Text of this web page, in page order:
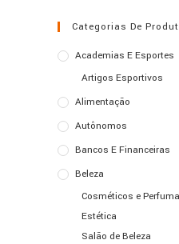
Categorias De
Academias E Esportes
Artigos Esportivos
Alimentação
Autônomos
Bancos E Financeiras
Beleza
Cosméticos e
Estética
Salão de Beleza